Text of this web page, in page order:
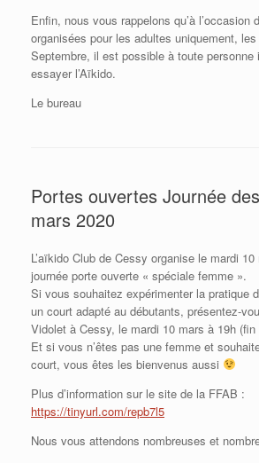
Enfin, nous vous rappelons qu’à l’occasion
organisées pour les adultes uniquement,
Septembre, il est possible à toute personne
essayer l’Aïkido.
Le bureau
Portes ouvertes Journée
mars 2020
L’aïkido Club de Cessy organise le mardi
journée porte ouverte « spéciale femme ».
Si vous souhaitez expérimenter la pratique
un court adapté au débutants, présentez-
Vidolet à Cessy, le mardi 10 mars à 19h
Et si vous n’êtes pas une femme et
court, vous êtes les bienvenus aussi
Plus d’information sur le site de la FFAB :
https://tinyurl.com/repb7l5
Nous vous attendons nombreuses et